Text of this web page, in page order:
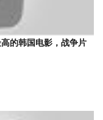
的韩国电影，战争片